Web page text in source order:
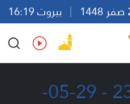
بيروت 16:19
Ar
En Fr Es
نشرة أخبار 23:30 - 29-05-